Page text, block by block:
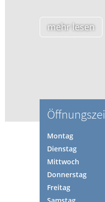
Blut, Krebs und Infektionen
Haut, Haare und Nägel
mehr lesen
Montag
Dienstag
Mittwoch
Donnerstag
Freitag